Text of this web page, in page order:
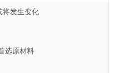
将发生变化
选原材料